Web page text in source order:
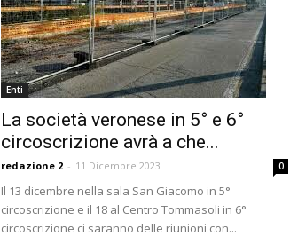
Enti
La società veronese in 5° e 6°
circoscrizione avrà a che...
redazione 2 - 11 Dicembre 2023 0
Il 13 dicembre nella sala San Giacomo in 5°
circoscrizione e il 18 al Centro Tommasoli in 6°
circoscrizione ci saranno delle riunioni con...